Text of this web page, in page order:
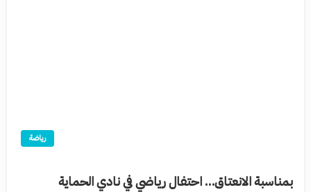
رياضة
بمناسبة الانعتاق… احتفال رياضي في نادي الحماية